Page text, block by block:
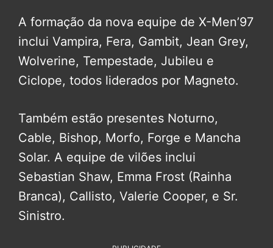
A formação da nova equipe de X-Men’97
inclui Vampira, Fera, Gambit, Jean Grey,
Wolverine, Tempestade, Jubileu e
Ciclope, todos liderados por Magneto.
Também estão presentes Noturno,
Cable, Bishop, Morfo, Forge e Mancha
Solar. A equipe de vilões inclui
Sebastian Shaw, Emma Frost (Rainha
Branca), Callisto, Valerie Cooper, e Sr.
Sinistro.